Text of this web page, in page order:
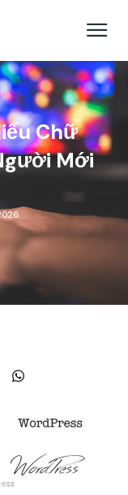
Chữ
Mới